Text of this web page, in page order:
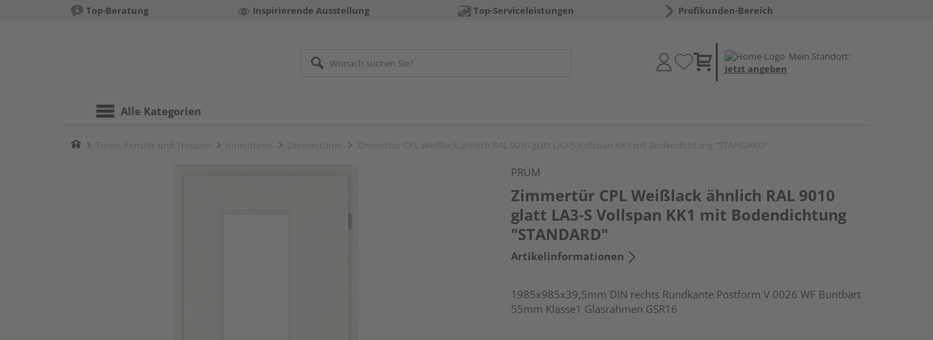
Top-Beratung Inspirierende Ausstellung Top-Serviceleistungen Profikunden-Bereich
Mein Standort:
Jetzt angeben
Alle Kategorien
Home
PRÜM
Zimmertür CPL Weißlack ähnlich RAL 9010
glatt LA3-S Vollspan KK1 mit Bodendichtung
"STANDARD"
Artikelinformationen
1985x985x39,5mm DIN rechts Rundkante Postform V 0026 WF Buntbart
55mm Klasse1 Glasrahmen GSR16